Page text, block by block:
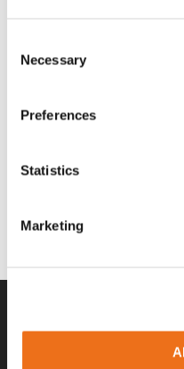
Selection
Necessary
Preferences
Statistics
Marketing
Rotor teeth 8t/6k 7.5Gr/8 R6/14